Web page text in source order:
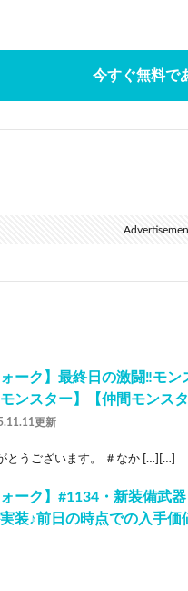
今すぐ無料で
ォーク】最終日の激闘‼︎モ
ンスター】【仲間モンス
更新
とうございます。 ＃なか […][…]
ォーク】#1134・新装備武
装♪前日の時点での入手